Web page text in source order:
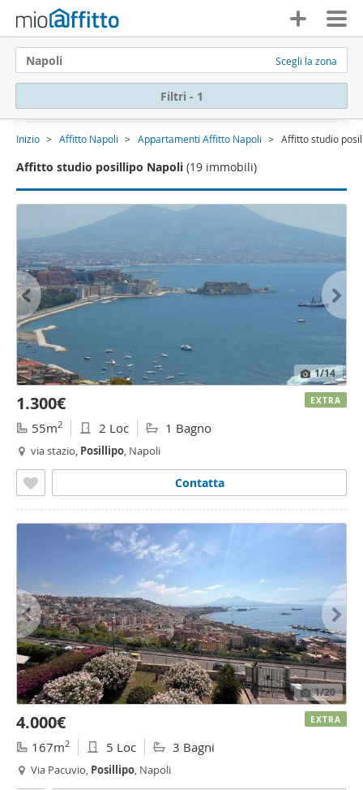
Napoli Scegli la zona
Filtri - 1
Inizio Affitto Napoli Appartamenti Affitto Napoli Affitto studio
Affitto studio posillipo Napoli (19 immobili)
1/14
1.300€
55m2 2 Loc 1 Bagno
via stazio, Posillipo, Napoli
Contatta
EXTRA
1/20
4.000€
167m2 5 Loc 3 Bagni
Via Pacuvio, Posillipo, Napoli
EXTRA